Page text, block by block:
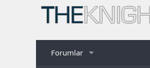
Forumlar